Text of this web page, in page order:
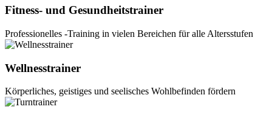
Fitness- und Gesundheitstrainer
Professionelles -Training in vielen Bereichen für alle Altersstufen
Wellnesstrainer
Körperliches, geistiges und seelisches Wohlbefinden fördern